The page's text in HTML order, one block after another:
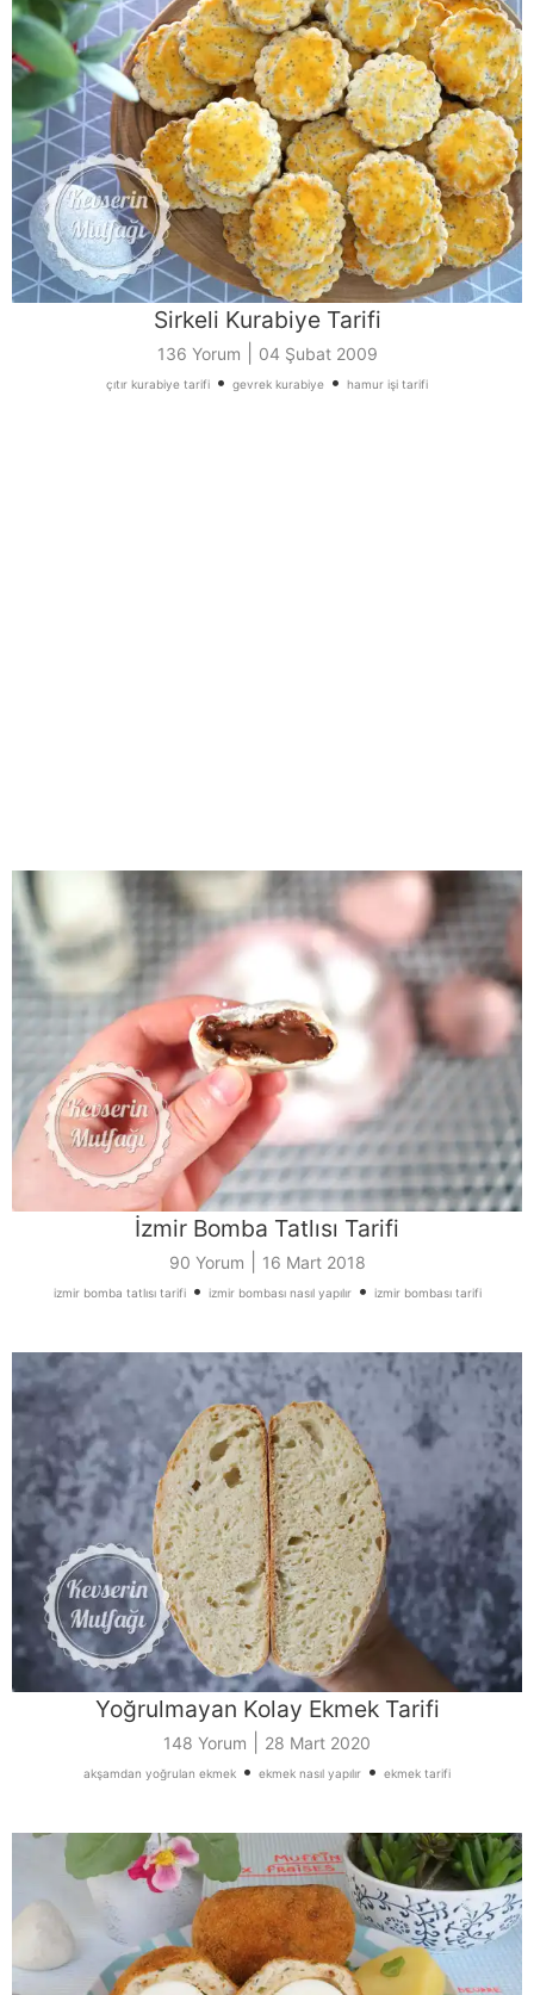
Sirkeli Kurabiye Tarifi
136 Yorum 04 Şubat 2009
çıtır kurabiye tarifi • gevrek kurabiye • hamur işi tarifi
İzmir Bomba Tatlısı Tarifi
90 Yorum 16 Mart 2018
izmir bomba tatlısı tarifi• izmir bombası nasıl yapılır• izmir bombası tarifi
Yoğrulmayan Kolay Ekmek Tarifi
148 Yorum 28 Mart 2020
akşamdan yoğrulan ekmek • ekmek nasıl yapılır • ekmek tarifi